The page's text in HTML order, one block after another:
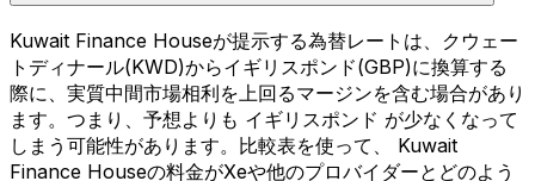
Kuwait Finance Houseが提示する為替レートは、クウェー
トディナール(KWD)からイギリスポンド(GBP)に換算する
際に、実質中間市場相利を上回るマージンを含む場合があり
ます。つまり、予想よりも イギリスポンド が少なくなって
しまう可能性があります。比較表を使って、 Kuwait
Finance Houseの料金がXeや他のプロバイダーとどのよう